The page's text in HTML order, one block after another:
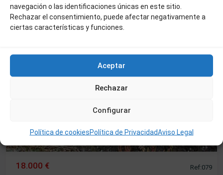
navegación o las identificaciones únicas en este sitio.
Rechazar el consentimiento, puede afectar negativamente a
ciertas características y funciones.
Aceptar
Rechazar
Configurar
Política de cookiesPolítica de PrivacidadAviso Legal
18.000 € Ref:079